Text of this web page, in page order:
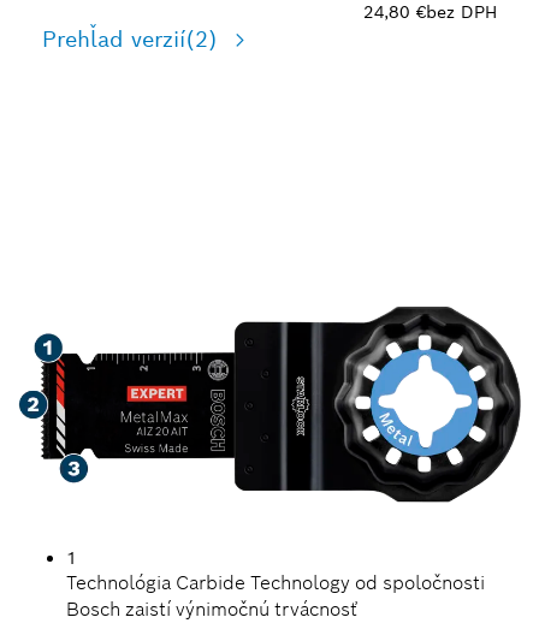
24,80 €bez DPH
Prehľad verzií(2)
1
Technológia Carbide Technology od spoločnosti
Bosch zaistí výnimočnú trvácnosť